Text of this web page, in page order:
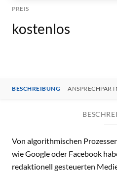
PREIS
kostenlos
BESCHREIBUNG
Von algorithmischen
wie Google oder Facebook
redaktionell gesteuerten